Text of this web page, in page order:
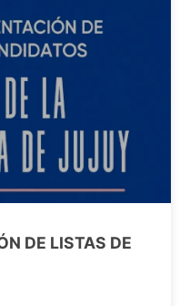
DE LISTAS DE